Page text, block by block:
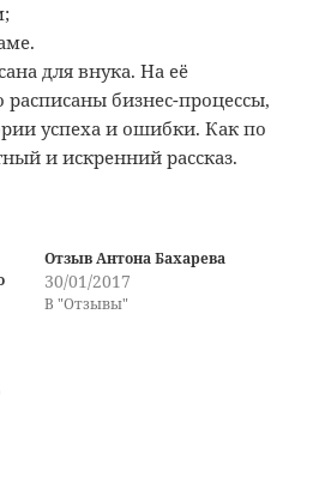
для внука. На её
бизнес-процессы,
успеха и ошибки. Как по
и искренний рассказ.
Отзыв Антона Бахарева
30/01/2017
В "Отзывы"